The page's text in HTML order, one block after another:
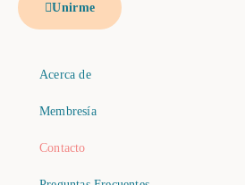
Unirme
Acerca de
Membresía
Contacto